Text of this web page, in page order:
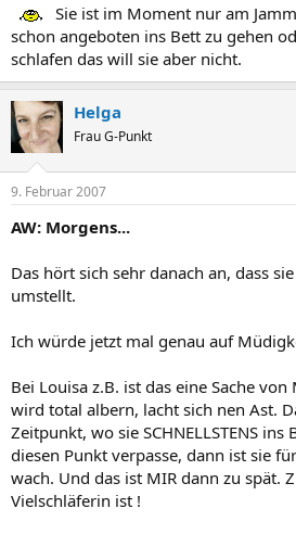
Sie ist im Moment nur am
schon angeboten ins Bett zu gehen
schlafen das will sie aber nicht.
Helga
Frau G-Punkt
9. Februar 2007
AW: Morgens...
Das hört sich sehr danach an, dass
umstellt.
Ich würde jetzt mal genau auf
Bei Louisa z.B. ist das eine Sache
wird total albern, lacht sich nen Ast.
Zeitpunkt, wo sie SCHNELLSTENS ins
diesen Punkt verpasse, dann ist sie
wach. Und das ist MIR dann zu spät.
Vielschläferin ist !